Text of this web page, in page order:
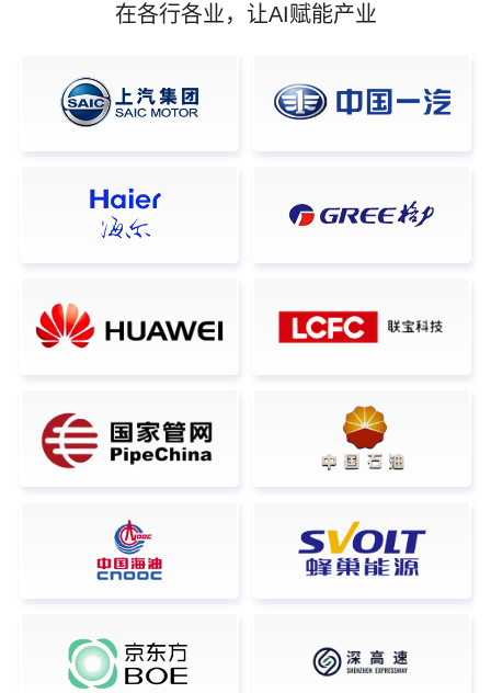
在各行各业，让AI赋能产业